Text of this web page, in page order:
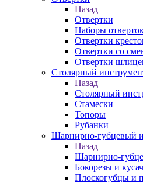
Назад
Отвертки
Наборы
Отвертки
Отвертки со
Отвертки
Столярный
Назад
Столярный
Стамески
Топоры
Рубанки
Шарнирно-губцевый
Назад
Шарнирно-
Бокорезы и
Плоскогубцы и